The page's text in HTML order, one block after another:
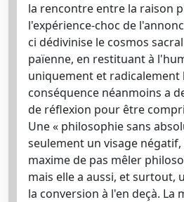
la rencontre entre la raison
l'expérience-choc de
ci dédivinise le cosmos
païenne, en restituant à
uniquement et radicalement
conséquence néanmoins a
de réflexion pour être
Une « philosophie sans
seulement un visage négatif,
maxime de pas mêler
mais elle a aussi, et surtout,
la conversion à l'en deçà. La